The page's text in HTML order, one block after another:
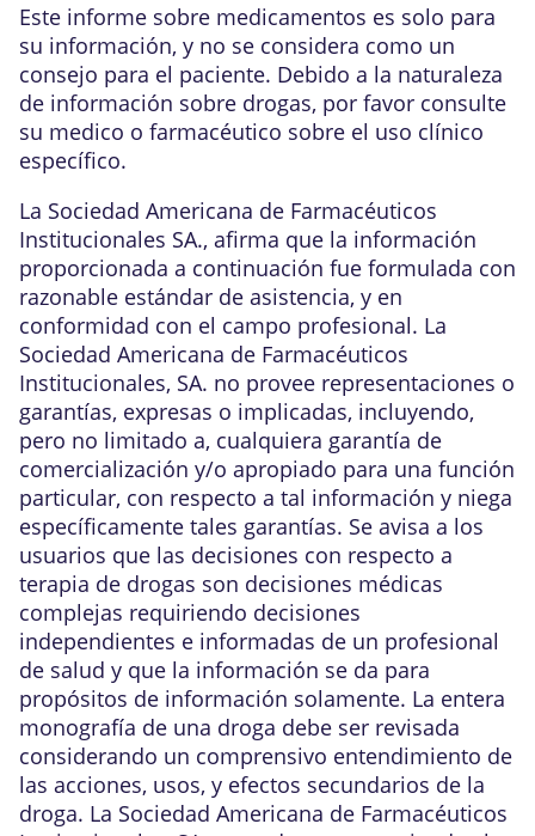
Este informe sobre medicamentos es solo para
su información, y no se considera como un
consejo para el paciente. Debido a la naturaleza
de información sobre drogas, por favor consulte
su medico o farmacéutico sobre el uso clínico
específico.
La Sociedad Americana de Farmacéuticos
Institucionales SA., afirma que la información
proporcionada a continuación fue formulada con
razonable estándar de asistencia, y en
conformidad con el campo profesional. La
Sociedad Americana de Farmacéuticos
Institucionales, SA. no provee representaciones o
garantías, expresas o implicadas, incluyendo,
pero no limitado a, cualquiera garantía de
comercialización y/o apropiado para una función
particular, con respecto a tal información y niega
específicamente tales garantías. Se avisa a los
usuarios que las decisiones con respecto a
terapia de drogas son decisiones médicas
complejas requiriendo decisiones
independientes e informadas de un profesional
de salud y que la información se da para
propósitos de información solamente. La entera
monografía de una droga debe ser revisada
considerando un comprensivo entendimiento de
las acciones, usos, y efectos secundarios de la
droga. La Sociedad Americana de Farmacéuticos